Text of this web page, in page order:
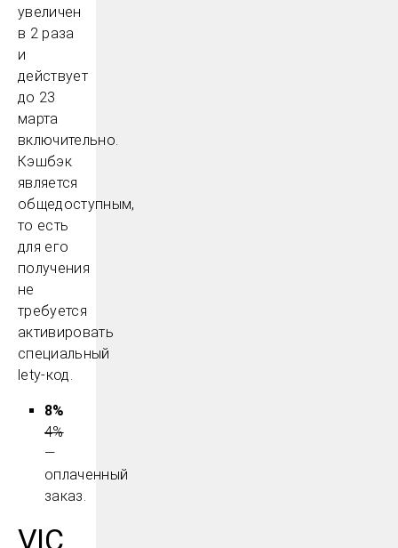
увеличен
в 2 раза
и
действует
до 23
марта
включительно.
Кэшбэк
является
общедоступным,
то есть
для его
получения
не
требуется
активировать
специальный
lety-код.
8%
4%
—
оплаченный
заказ.
VIC